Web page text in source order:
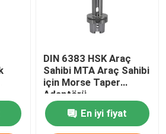
DIN 6383 HSK Araç
Sahibi MTA Araç Sahibi
için Morse Taper
Adaptörü
En iyi fiyat